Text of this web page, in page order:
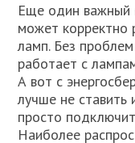
Еще один важный
может корректно
ламп. Без
работает с
А вот с
лучше не ставить
просто
Наиболее